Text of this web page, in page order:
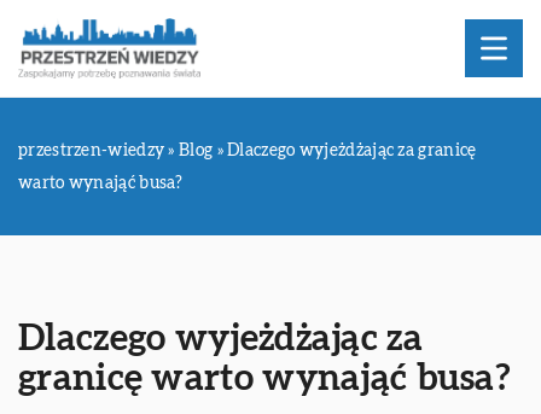
przestrzen-wiedzy »Blog »Dlaczego wyjeżdżając za granicę
warto wynająć busa?
Dlaczego wyjeżdżając za
granicę warto wynająć busa?